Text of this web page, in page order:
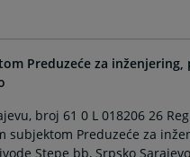
Preduzeće za inženjering,
broj 61 0 L 018206 26
Preduzeće za
Stepe bb, Srpsko